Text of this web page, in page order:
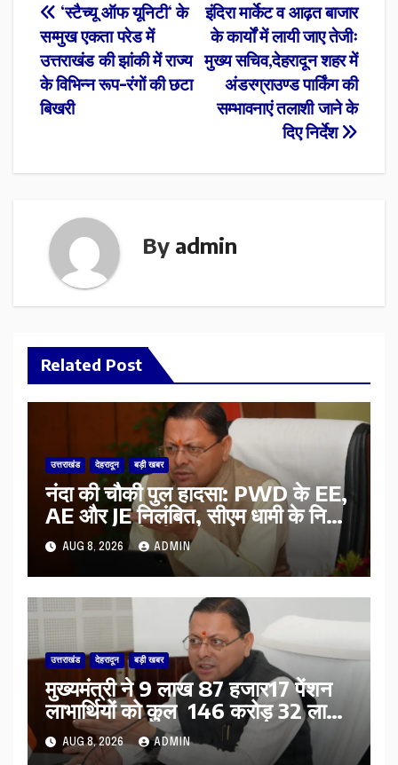
Post
navigation
इंदिरा मार्केट व आढ़त बाजार
के कार्यों में लायी जाए तेजीः
मुख्य सचिव,देहरादून शहर में
अंडरग्राउण्ड पार्किंग की
सम्भावनाएं तलाशी जाने के
दिए निर्देश
‘स्टैच्यू ऑफ यूनिटी‘ के
सम्मुख एकता परेड में
उत्तराखंड की झांकी में राज्य
के विभिन्न रूप-रंगों की छटा
बिखरी
By admin
Related Post
उत्तराखंड देहरादून बड़ी खबर
नंदा की चौकी पुल हादसा: PWD के EE,
AE और JE निलंबित, सीएम धामी के निर्देश
पर सख्त कार्रवाई
AUG 8, 2026 ADMIN
उत्तराखंड देहरादून बड़ी खबर
मुख्यमंत्री ने 9 लाख 87 हजार17 पेंशन
लाभार्थियों को कुल 146 करोड़ 32 लाख
की पेंशन राशि का किया भुगतान
AUG 8, 2026 ADMIN